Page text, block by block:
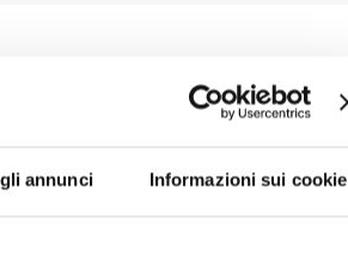
annunci Informazioni sui cookie